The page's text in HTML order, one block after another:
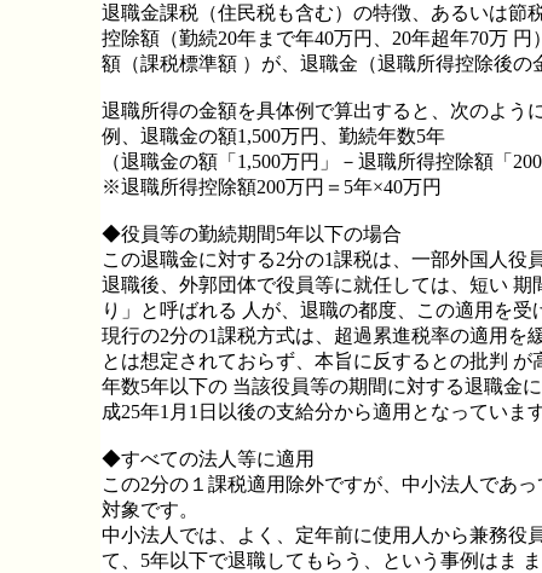
退職金課税（住民税も含む）の特徴、あるいは節
控除額（勤続20年まで年40万円、20年超年70万
額（課税標準額 ）が、退職金（退職所得控除後
退職所得の金額を具体例で算出すると、次のよう
例、退職金の額1,500万円、勤続年数5年
（退職金の額「1,500万円」－退職所得控除額「
※退職所得控除額200万円＝5年×40万円
◆役員等の勤続期間5年以下の場合
この退職金に対する2分の1課税は、一部外国人
退職後、外郭団体で役員等に就任しては、短い
り」と呼ばれる 人が、退職の都度、この適用を受
現行の2分の1課税方式は、超過累進税率の適用
とは想定されておらず、本旨に反するとの批判
年数5年以下の 当該役員等の期間に対する退職金
成25年1月1日以後の支給分から適用となっていま
◆すべての法人等に適用
この2分の１課税適用除外ですが、中小法人であ
対象です。
中小法人では、よく、定年前に使用人から兼務役
て、5年以下で退職してもらう、という事例はま